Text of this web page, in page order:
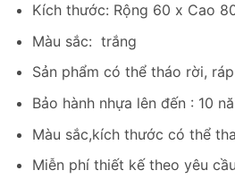
Kích thước: Rộng 60 x Cao
Màu sắc: trắng
Sản phẩm có thể tháo rời,
Bảo hành nhựa lên đến : 10
Màu sắc,kích thước có thể
Miễn phí thiết kế theo yêu